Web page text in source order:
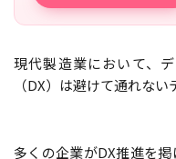
現代製造業において、
（DX）は避けて通れない
多くの企業がDX推進を